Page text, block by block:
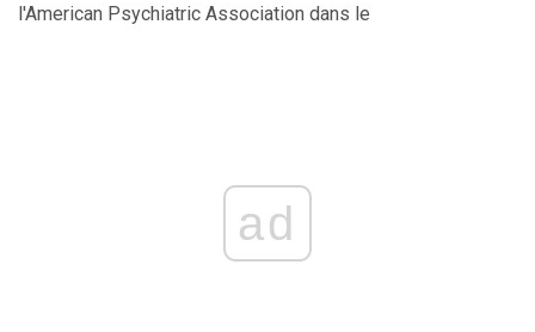
l'American Psychiatric Association dans le
ad